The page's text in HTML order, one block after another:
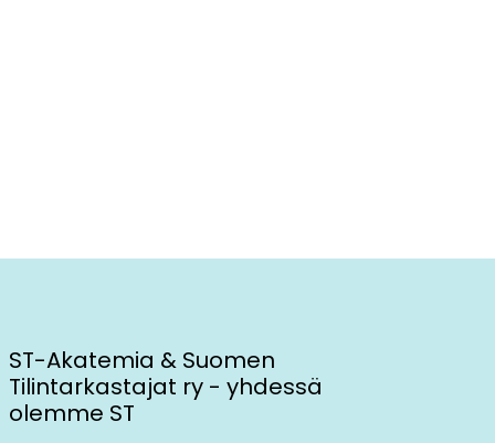
ST-Akatemia & Suomen
Tilintarkastajat ry - yhdessä
olemme ST